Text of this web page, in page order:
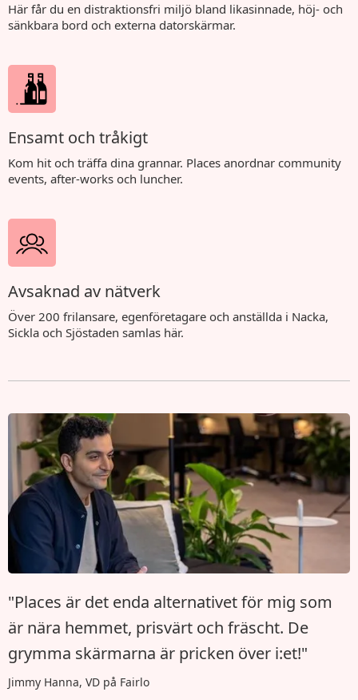
Här får du en distraktionsfri miljö bland likasinnade, höj- och
sänkbara bord och externa datorskärmar.
Ensamt och tråkigt
Kom hit och träffa dina grannar. Places anordnar community
events, after-works och luncher.
Avsaknad av nätverk
Över 200 frilansare, egenföretagare och anställda i Nacka,
Sickla och Sjöstaden samlas här.
"Places är det enda alternativet för mig som
är nära hemmet, prisvärt och fräscht. De
grymma skärmarna är pricken över i:et!"
Jimmy Hanna, VD på Fairlo